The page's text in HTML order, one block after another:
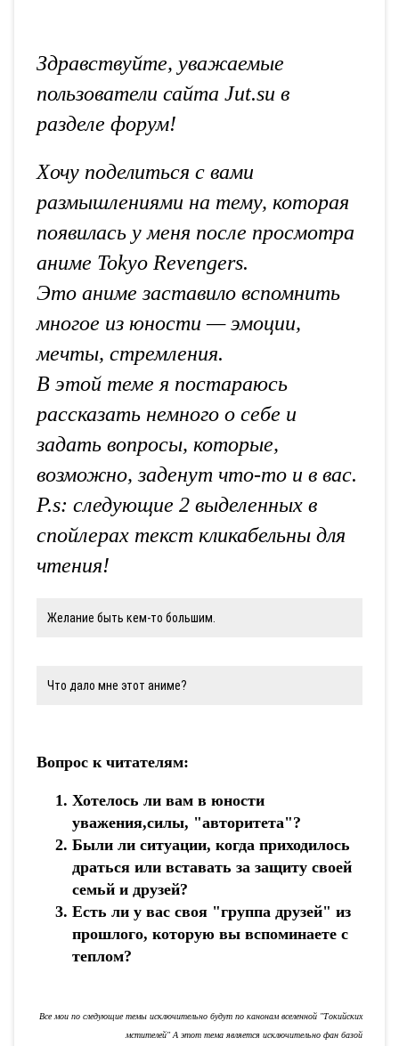
Здравствуйте, уважаемые
пользователи сайта Jut.su в
разделе форум!
Хочу поделиться с вами
размышлениями на тему, которая
появилась у меня после просмотра
аниме Tokyo Revengers.
Это аниме заставило вспомнить
многое из юности — эмоции,
мечты, стремления.
В этой теме я постараюсь
рассказать немного о себе и
задать вопросы, которые,
возможно, заденут что-то и в вас.
P.s: следующие 2 выделенных в
спойлерах текст кликабельны для
чтения!
Желание быть кем-то большим.
Что дало мне этот аниме?
Вопрос к читателям:
Хотелось ли вам в юности
уважения,силы, "авторитета"?
Были ли ситуации, когда приходилось
драться или вставать за защиту своей
семьй и друзей?
Есть ли у вас своя "группа друзей" из
прошлого, которую вы вспоминаете с
теплом?
Все мои по следующие темы исключительно будут по канонам вселенной "Токийских
мстителей" А этот тема является исключительно фан базой